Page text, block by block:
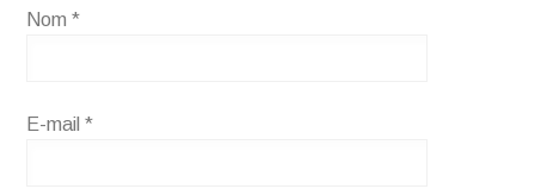
Nom*
E-mail*